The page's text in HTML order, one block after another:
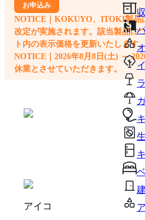
お申込み
NOTICE｜KOKUYO、ITOKI製品
改定が実施されます。該当製品に
ト内の表示価格を更新いたします。
NOTICE｜2026年8月8日(土) ～
休業とさせていただきます。
アイコ